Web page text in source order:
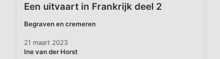
Een uitvaart in Frankrijk deel 2
Begraven en cremeren
21 maart 2023
Ine van der Horst